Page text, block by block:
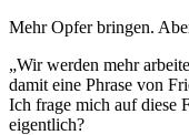
Mehr Opfer bringen.
„Wir werden mehr
damit eine Phrase von
Ich frage mich auf diese
eigentlich?